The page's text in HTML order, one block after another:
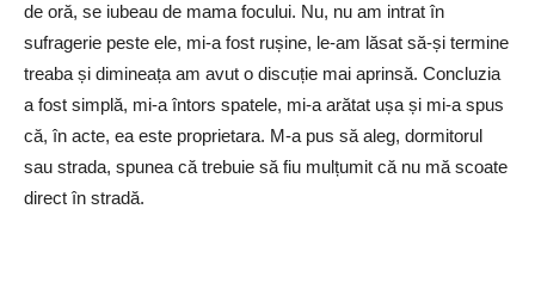
de oră, se iubeau de mama focului. Nu, nu am intrat în
sufragerie peste ele, mi-a fost rușine, le-am lăsat să-și termine
treaba și dimineața am avut o discuție mai aprinsă. Concluzia
a fost simplă, mi-a întors spatele, mi-a arătat ușa și mi-a spus
că, în acte, ea este proprietara. M-a pus să aleg, dormitorul
sau strada, spunea că trebuie să fiu mulțumit că nu mă scoate
direct în stradă.